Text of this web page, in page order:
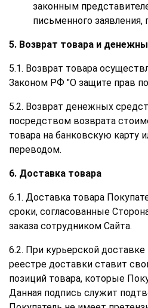
законным
письменного заявления,
5. Возврат товара и
5.1. Возврат товара
Законом РФ "О защите прав
5.2. Возврат денежных
посредством возврата
товара на банковскую карту
переводом.
6. Доставка товара
6.1. Доставка товара
сроки, согласованные
заказа сотрудником Сайта.
6.2. При курьерской
реестре доставки ставит
позиций товара, которые
Данная подпись служит